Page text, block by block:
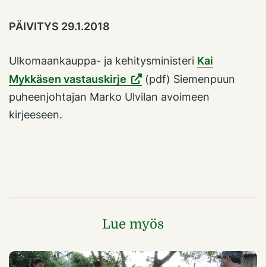
PÄIVITYS 29.1.2018
Ulkomaankauppa- ja kehitysministeri Kai
Mykkäsen vastauskirje
(pdf) Siemenpuun
puheenjohtajan Marko Ulvilan avoimeen
kirjeeseen.
Lue myös